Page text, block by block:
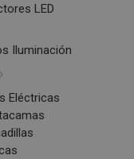
LED
Iluminación
Eléctricas